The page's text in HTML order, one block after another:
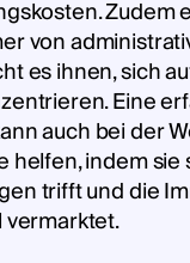
Zudem
von
es ihnen, sich
Eine
auch bei der
helfen, indem
trifft und die